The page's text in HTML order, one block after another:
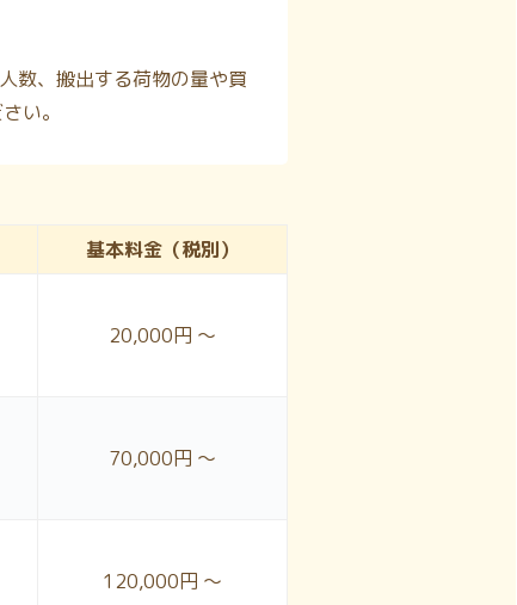
数、搬出する荷物の量や買
い。
基本料金 （税別）
20,000円 ～
70,000円 ～
120,000円 ～